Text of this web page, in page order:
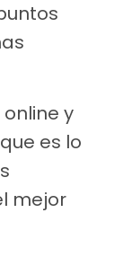
y
es lo
mejor